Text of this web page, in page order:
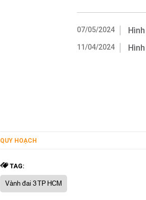
07/05/2024
11/04/2024
QUY HOẠCH
TAG:
Vành đai 3 TP HCM